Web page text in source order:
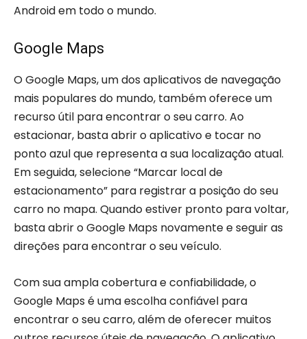
Android em todo o mundo.
Google Maps
O Google Maps, um dos aplicativos de navegação
mais populares do mundo, também oferece um
recurso útil para encontrar o seu carro. Ao
estacionar, basta abrir o aplicativo e tocar no
ponto azul que representa a sua localização atual.
Em seguida, selecione “Marcar local de
estacionamento” para registrar a posição do seu
carro no mapa. Quando estiver pronto para voltar,
basta abrir o Google Maps novamente e seguir as
direções para encontrar o seu veículo.
Com sua ampla cobertura e confiabilidade, o
Google Maps é uma escolha confiável para
encontrar o seu carro, além de oferecer muitos